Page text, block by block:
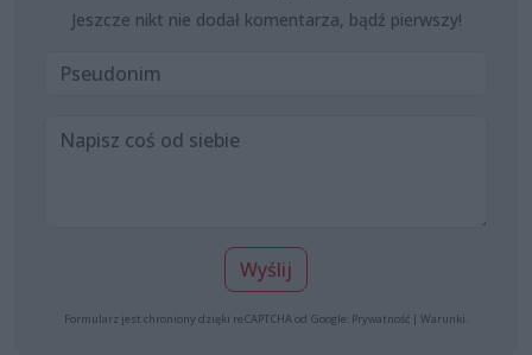
Jeszcze nikt nie dodał komentarza, bądź pierwszy!
Wyślij
Formularz jest chroniony dzięki reCAPTCHA od Google: Prywatność | Warunki